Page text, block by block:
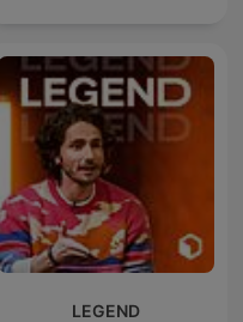
LEGEND